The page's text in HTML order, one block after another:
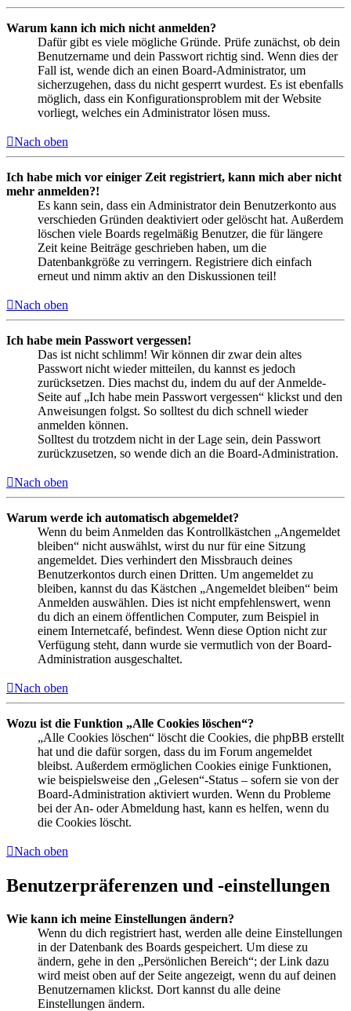
Warum kann ich mich nicht anmelden?
Dafür gibt es viele mögliche Gründe. Prüfe zunächst, ob dein
Benutzername und dein Passwort richtig sind. Wenn dies der
Fall ist, wende dich an einen Board-Administrator, um
sicherzugehen, dass du nicht gesperrt wurdest. Es ist ebenfalls
möglich, dass ein Konfigurationsproblem mit der Website
vorliegt, welches ein Administrator lösen muss.
Nach oben
Ich habe mich vor einiger Zeit registriert, kann mich aber nicht
mehr anmelden?!
Es kann sein, dass ein Administrator dein Benutzerkonto aus
verschieden Gründen deaktiviert oder gelöscht hat. Außerdem
löschen viele Boards regelmäßig Benutzer, die für längere
Zeit keine Beiträge geschrieben haben, um die
Datenbankgröße zu verringern. Registriere dich einfach
erneut und nimm aktiv an den Diskussionen teil!
Nach oben
Ich habe mein Passwort vergessen!
Das ist nicht schlimm! Wir können dir zwar dein altes
Passwort nicht wieder mitteilen, du kannst es jedoch
zurücksetzen. Dies machst du, indem du auf der Anmelde-
Seite auf „Ich habe mein Passwort vergessen“ klickst und den
Anweisungen folgst. So solltest du dich schnell wieder
anmelden können.
Solltest du trotzdem nicht in der Lage sein, dein Passwort
zurückzusetzen, so wende dich an die Board-Administration.
Nach oben
Warum werde ich automatisch abgemeldet?
Wenn du beim Anmelden das Kontrollkästchen „Angemeldet
bleiben“ nicht auswählst, wirst du nur für eine Sitzung
angemeldet. Dies verhindert den Missbrauch deines
Benutzerkontos durch einen Dritten. Um angemeldet zu
bleiben, kannst du das Kästchen „Angemeldet bleiben“ beim
Anmelden auswählen. Dies ist nicht empfehlenswert, wenn
du dich an einem öffentlichen Computer, zum Beispiel in
einem Internetcafé, befindest. Wenn diese Option nicht zur
Verfügung steht, dann wurde sie vermutlich von der Board-
Administration ausgeschaltet.
Nach oben
Wozu ist die Funktion „Alle Cookies löschen“?
„Alle Cookies löschen“ löscht die Cookies, die phpBB erstellt
hat und die dafür sorgen, dass du im Forum angemeldet
bleibst. Außerdem ermöglichen Cookies einige Funktionen,
wie beispielsweise den „Gelesen“-Status – sofern sie von der
Board-Administration aktiviert wurden. Wenn du Probleme
bei der An- oder Abmeldung hast, kann es helfen, wenn du
die Cookies löscht.
Nach oben
Benutzerpräferenzen und -einstellungen
Wie kann ich meine Einstellungen ändern?
Wenn du dich registriert hast, werden alle deine Einstellungen
in der Datenbank des Boards gespeichert. Um diese zu
ändern, gehe in den „Persönlichen Bereich“; der Link dazu
wird meist oben auf der Seite angezeigt, wenn du auf deinen
Benutzernamen klickst. Dort kannst du alle deine
Einstellungen ändern.